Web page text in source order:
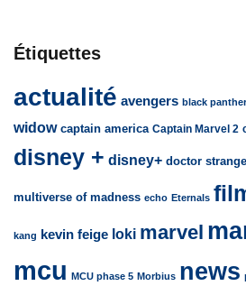
Étiquettes
actualité avengers black panther
widow captain america Captain Marvel 2
disney + disney+ doctor strange
multiverse of madness echo Eternals
kang kevin feige loki marvel
mcu MCU phase 5 Morbius news